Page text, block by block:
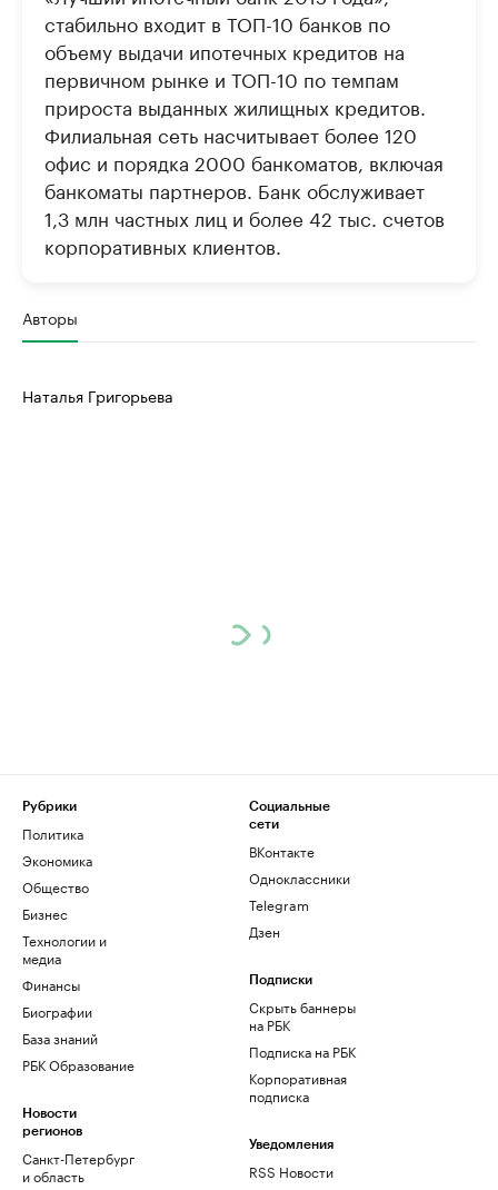
стабильно входит в ТОП-10 банков по
объему выдачи ипотечных кредитов на
первичном рынке и ТОП-10 по темпам
прироста выданных жилищных кредитов.
Филиальная сеть насчитывает более 120
офис и порядка 2000 банкоматов, включая
банкоматы партнеров. Банк обслуживает
1,3 млн частных лиц и более 42 тыс. счетов
корпоративных клиентов.
Авторы
Наталья Григорьева
Рубрики
Политика
Экономика
Общество
Бизнес
Технологии и
медиа
Финансы
Биографии
База знаний
РБК Образование
Новости
регионов
Санкт-Петербург
и область
Социальные
сети
ВКонтакте
Одноклассники
Telegram
Дзен
Подписки
Скрыть баннеры
на РБК
Подписка на РБК
Корпоративная
подписка
Уведомления
RSS Новости